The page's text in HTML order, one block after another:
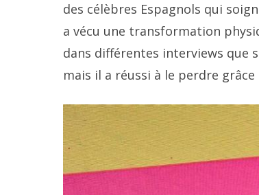
des célèbres Espagnols qui
a vécu une transformation
dans différentes interviews que
mais il a réussi à le perdre